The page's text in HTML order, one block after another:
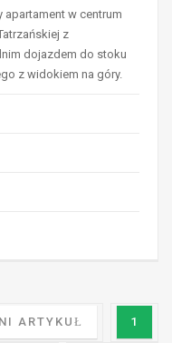
apartament w centrum
z
dojazdem do stoku
z widokiem na góry.
ARTYKUŁ 1